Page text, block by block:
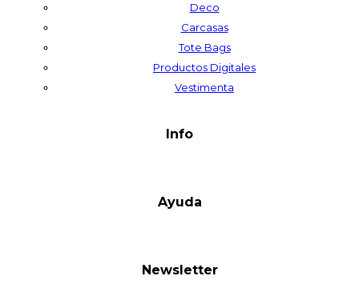
Deco
Carcasas
Tote Bags
Productos Digitales
Vestimenta
Info
Ayuda
Newsletter